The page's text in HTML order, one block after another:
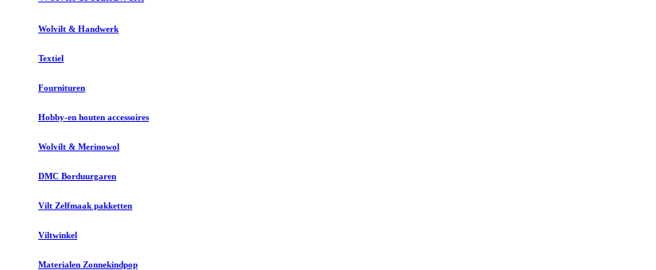
Wolvilt & Handwerk
Textiel
Fournituren
Hobby-en houten accessoires
Wolvilt & Merinowol
DMC Borduurgaren
Vilt Zelfmaak pakketten
Viltwinkel
Materialen Zonnekindpop